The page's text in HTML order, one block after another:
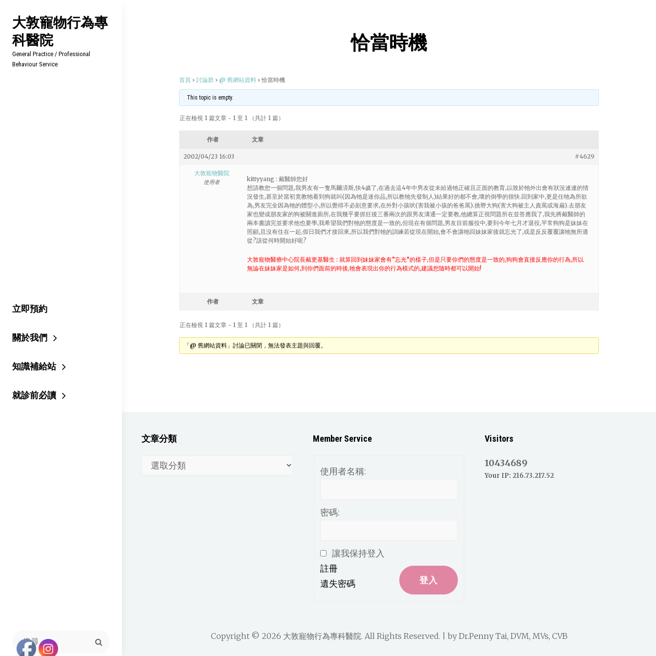
content
大敦寵物行為專
科醫院
General Practice / Professional
Behaviour Service
立即預約
關於我們
知識補給站
就診前必讀
Search
for:
恰當時機
首頁 › 討論群 › @ 舊網站資料 › 恰當時機
This topic is empty.
正在檢視 1 篇文章 - 1 至 1 （共計 1 篇）
作者 文章
2002/04/23 16:03 #4629
大敦寵物醫院
使用者
kittyyang : 戴醫師您好
想請教您一個問題,我男友有一隻馬爾済斯,快4歲了,在過去這4年中男友從未給過牠正確且正面的教育,以致於牠外出會有狀況連連的情
況發生,甚至於當初竟教牠看到狗就叫(因為牠是迷你品,所以教牠先發制人)結果好的都不會,壞的倒學的很快.回到家中,更是任牠為所欲
為,男友完全因為牠的體型小,所以覺得不必刻意要求,在外對小孩吠(害我被小孩的爸爸罵).挑臖大狗(害大狗被主人責罵或海扁).去朋友
家也變成朋友家的狗被關進廁所,在我幾乎要抓狂後三番兩次的跟男友溝通一定要教,他總算正視問題所在並答應我了,我先將戴醫師的
兩本書讀完並要求他也要學,我希望我們對牠的態度是一致的,但現在有個問題,男友目前服役中,要到今年七月才退役,平常狗狗是妹妹在
照顧,且沒有住在一起,假日我們才接回來,所以我們對牠的訓練若從現在開始,會不會讓牠回妹妹家後就忘光了,或是反反覆覆讓牠無所適
從?該從何時開始好呢?
大敦寵物醫療中心院長戴更基醫生 : 就算回到妹妹家會有”忘光”的樣子,但是只要你們的態度是一致的,狗狗會直接反應你的行為,所以
無論在妹妹家是如何,到你們面前的時後,牠會表現出你的行為模式的,建議您隨時都可以開始!
作者 文章
正在檢視 1 篇文章 - 1 至 1 （共計 1 篇）
「@ 舊網站資料」討論已關閉，無法發表主題與回覆。
文章分類 Member Service
使用者名稱:
密碼:
讓我保持登入
登入
註冊
遺失密碼
Visitors
10434689
Your IP: 216.73.217.52
Copyright © 2026 大敦寵物行為專科醫院. All Rights Reserved. | by Dr.Penny Tai, DVM, MVs, CVB